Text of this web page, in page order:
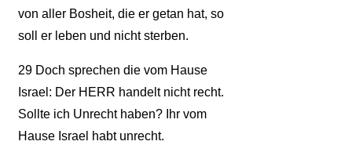
von aller Bosheit, die er getan hat, so
soll er leben und nicht sterben.
29Doch sprechen die vom Hause
Israel: Der HERR handelt nicht recht.
Sollte ich Unrecht haben? Ihr vom
Hause Israel habt unrecht.